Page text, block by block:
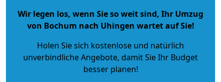
Wir legen los, wenn Sie so weit sind, Ihr Umzug
von Bochum nach Uhingen wartet auf Sie!
Holen Sie sich kostenlose und natürlich
unverbindliche Angebote, damit Sie Ihr Budget
besser planen!